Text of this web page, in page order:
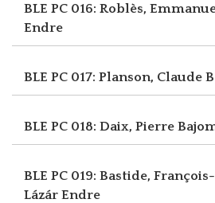
BLE PC 016: Roblès,
Endre
BLE PC 017: Planson, Claude
BLE PC 018: Daix, Pierre
BLE PC 019: Bastide,
Lázár Endre